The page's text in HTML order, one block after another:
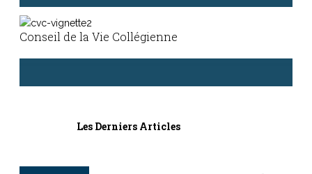
Découvrez les projets collaboratifs menés au sein de
l’établissement.
C’est par ici ->
Conseil de la Vie Collégienne
C’est par ici ->Les Derniers Articles